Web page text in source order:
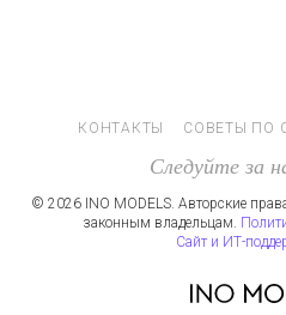
КОНТАКТЫ СОВЕТЫ ПО
Следуйте за
© 2026 INO MODELS. Авторские
законным владельцам.
Сайт и ИТ-